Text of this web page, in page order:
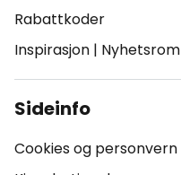
Rabattkoder
Inspirasjon | Nyhetsrom
Sideinfo
Cookies og personvern